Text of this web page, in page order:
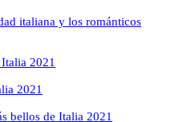
italiana y los románticos
2021